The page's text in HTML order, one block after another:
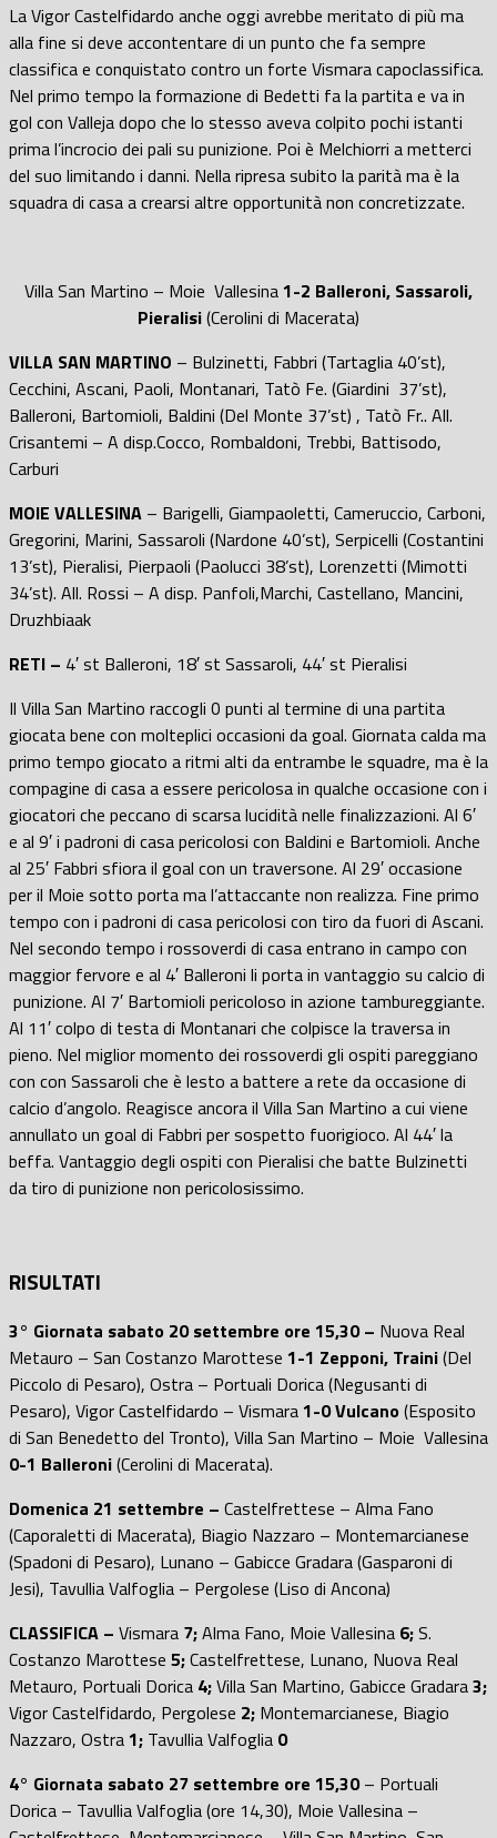
La Vigor Castelfidardo anche oggi avrebbe meritato di più ma
alla fine si deve accontentare di un punto che fa sempre
classifica e conquistato contro un forte Vismara capoclassifica.
Nel primo tempo la formazione di Bedetti fa la partita e va in
gol con Valleja dopo che lo stesso aveva colpito pochi istanti
prima l’incrocio dei pali su punizione. Poi è Melchiorri a metterci
del suo limitando i danni. Nella ripresa subito la parità ma è la
squadra di casa a crearsi altre opportunità non concretizzate.
Villa San Martino – Moie Vallesina1-2 Balleroni, Sassaroli,
Pieralisi(Cerolini di Macerata)
VILLA SAN MARTINO – Bulzinetti, Fabbri (Tartaglia 40’st),
Cecchini, Ascani, Paoli, Montanari, Tatò Fe. (Giardini 37’st),
Balleroni, Bartomioli, Baldini (Del Monte 37’st) , Tatò Fr.. All.
Crisantemi – A disp.Cocco, Rombaldoni, Trebbi, Battisodo,
Carburi
MOIE VALLESINA – Barigelli, Giampaoletti, Cameruccio, Carboni,
Gregorini, Marini, Sassaroli (Nardone 40’st), Serpicelli (Costantini
13’st), Pieralisi, Pierpaoli (Paolucci 38’st), Lorenzetti (Mimotti
34’st). All. Rossi – A disp. Panfoli,Marchi, Castellano, Mancini,
Druzhbiaak
RETI – 4′ st Balleroni, 18′ st Sassaroli, 44′ st Pieralisi
Il Villa San Martino raccogli 0 punti al termine di una partita
giocata bene con molteplici occasioni da goal. Giornata calda ma
primo tempo giocato a ritmi alti da entrambe le squadre, ma è la
compagine di casa a essere pericolosa in qualche occasione con i
giocatori che peccano di scarsa lucidità nelle finalizzazioni. Al 6′
e al 9′ i padroni di casa pericolosi con Baldini e Bartomioli. Anche
al 25′ Fabbri sfiora il goal con un traversone. Al 29′ occasione
per il Moie sotto porta ma l’attaccante non realizza. Fine primo
tempo con i padroni di casa pericolosi con tiro da fuori di Ascani.
Nel secondo tempo i rossoverdi di casa entrano in campo con
maggior fervore e al 4′ Balleroni li porta in vantaggio su calcio di
punizione. Al 7′ Bartomioli pericoloso in azione tambureggiante.
Al 11′ colpo di testa di Montanari che colpisce la traversa in
pieno. Nel miglior momento dei rossoverdi gli ospiti pareggiano
con con Sassaroli che è lesto a battere a rete da occasione di
calcio d’angolo. Reagisce ancora il Villa San Martino a cui viene
annullato un goal di Fabbri per sospetto fuorigioco. Al 44′ la
beffa. Vantaggio degli ospiti con Pieralisi che batte Bulzinetti
da tiro di punizione non pericolosissimo.
RISULTATI
3° Giornata sabato 20 settembre ore 15,30– Nuova Real
Metauro – San Costanzo Marottese 1-1 Zepponi, Traini(Del
Piccolo di Pesaro), Ostra – Portuali Dorica (Negusanti di
Pesaro), Vigor Castelfidardo – Vismara1-0 Vulcano(Esposito
di San Benedetto del Tronto), Villa San Martino – Moie Vallesina
0-1 Balleroni(Cerolini di Macerata).
Domenica 21 settembre – Castelfrettese – Alma Fano
(Caporaletti di Macerata), Biagio Nazzaro – Montemarcianese
(Spadoni di Pesaro), Lunano – Gabicce Gradara (Gasparoni di
Jesi), Tavullia Valfoglia – Pergolese (Liso di Ancona)
CLASSIFICA – Vismara 7;Alma Fano, Moie Vallesina 6;S.
Costanzo Marottese 5;Castelfrettese, Lunano, Nuova Real
Metauro, Portuali Dorica 4;Villa San Martino, Gabicce Gradara3;
Vigor Castelfidardo, Pergolese 2; Montemarcianese, Biagio
Nazzaro, Ostra1; Tavullia Valfoglia 0
4° Giornata sabato 27 settembre ore 15,30– Portuali
Dorica – Tavullia Valfoglia (ore 14,30), Moie Vallesina –